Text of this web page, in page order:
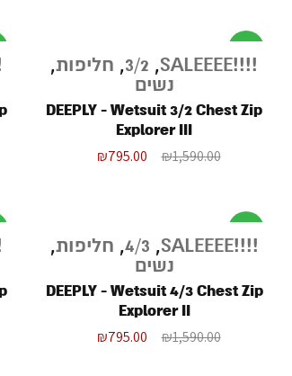
!!!!SALEEEE
,
3/2
, חליפות,
נשים
DEEPLY - Wetsuit 3/2 Chest Zip
Explorer III
₪1,590.00
₪795.00
!!!!SALEEEE
,
4/3
, חליפות,
נשים
DEEPLY - Wetsuit 4/3 Chest Zip
Explorer II
₪1,590.00
₪795.00